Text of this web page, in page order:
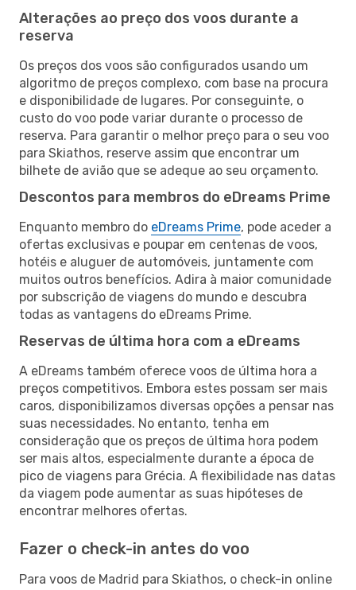
Alterações ao preço dos voos durante a
reserva
Os preços dos voos são configurados usando um
algoritmo de preços complexo, com base na procura
e disponibilidade de lugares. Por conseguinte, o
custo do voo pode variar durante o processo de
reserva. Para garantir o melhor preço para o seu voo
para Skiathos, reserve assim que encontrar um
bilhete de avião que se adeque ao seu orçamento.
Descontos para membros do eDreams Prime
Enquanto membro do eDreams Prime, pode aceder a
ofertas exclusivas e poupar em centenas de voos,
hotéis e aluguer de automóveis, juntamente com
muitos outros benefícios. Adira à maior comunidade
por subscrição de viagens do mundo e descubra
todas as vantagens do eDreams Prime.
Reservas de última hora com a eDreams
A eDreams também oferece voos de última hora a
preços competitivos. Embora estes possam ser mais
caros, disponibilizamos diversas opções a pensar nas
suas necessidades. No entanto, tenha em
consideração que os preços de última hora podem
ser mais altos, especialmente durante a época de
pico de viagens para Grécia. A flexibilidade nas datas
da viagem pode aumentar as suas hipóteses de
encontrar melhores ofertas.
Fazer o check-in antes do voo
Para voos de Madrid para Skiathos, o check-in online